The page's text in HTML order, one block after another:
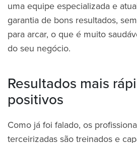
uma equipe especializada e
garantia de bons resultados,
para arcar, o que é muito
do seu negócio.
Resultados mais
positivos
Como já foi falado, os
terceirizadas são treinados e